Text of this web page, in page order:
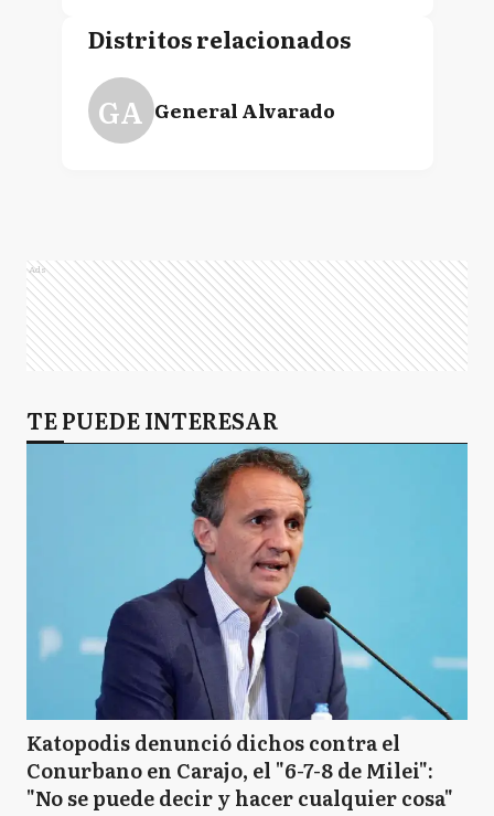
Distritos relacionados
GA General Alvarado
Ads
TE PUEDE INTERESAR
Katopodis denunció dichos contra el
Conurbano en Carajo, el "6-7-8 de Milei":
"No se puede decir y hacer cualquier cosa"